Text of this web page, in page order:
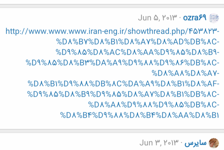
ozra69
Jun 5, 2013
http://www.www.www.iran-eng.ir/showthread.php/453823-
%D8%B7%D8%B1%D8%A7%D8%AD%DB%8C-
%D9%85%D8%AC%D8%AA%D9%85%D8%B9-
%D9%85%D8%B3%DA%A9%D9%88%D9%86%DB%8C-
%D8%A8%D8%A7-
%D8%B1%D9%88%DB%8C%DA%A9%D8%B1%D8%AF-
%D9%85%D8%B9%D9%85%D8%A7%D8%B1%DB%8C-
%D8%A8%D9%88%D9%85%DB%8C-
%D8%B4%D9%88%D8%B4%D8%AA%D8%B1
سایرس Jun 3, 2013